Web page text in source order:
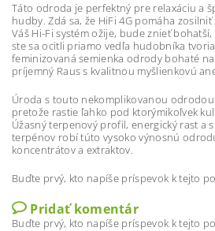
Táto odroda je perfektný pre relaxáciu a
hudby. Zdá sa, že HiFi 4G pomáha
Váš Hi-Fi systém ožije, bude znieť
ste sa ocitli priamo vedľa hudobníka
feminizovaná semienka odrody bohaté
príjemný Raus s kvalitnou myšlienkovú
Úroda s touto nekomplikovanou
pretože rastie ľahko pod ktorýmikoľvek
Úžasný terpenový profil, energický rast a
terpénov robí túto vysoko výnosnú
koncentrátov a extraktov.
Buďte prvý, kto napíše príspevok k tejto
Pridať komentár
Buďte prvý, kto napíše príspevok k tejto